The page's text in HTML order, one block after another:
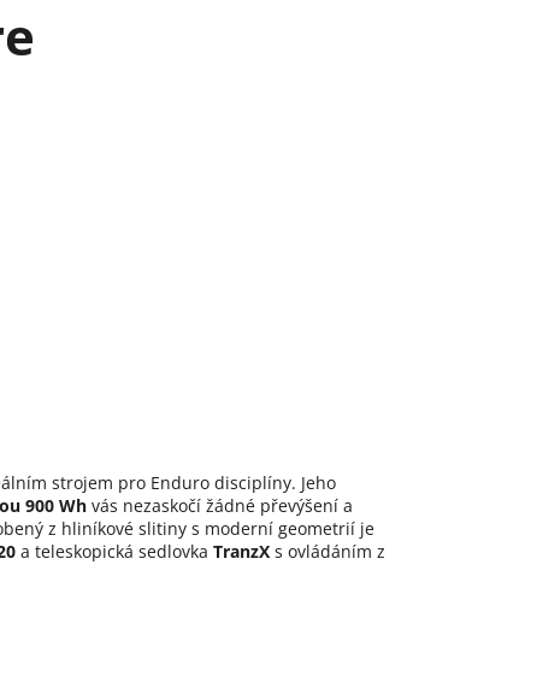
strojem pro Enduro disciplíny. Jeho
900 Wh vás nezaskočí žádné převýšení a
z hliníkové slitiny s moderní geometrií je
a teleskopická sedlovka TranzX s ovládáním z